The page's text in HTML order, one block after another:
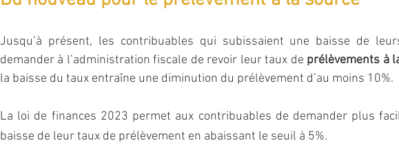
Jusqu’à présent, les contribuables qui subissaient une baisse de
demander à l’administration fiscale de revoir leur taux de prélèvements à
la baisse du taux entraîne une diminution du prélèvement d’au moins 10%.
La loi de finances 2023 permet aux contribuables de demander plus
baisse de leur taux de prélèvement en abaissant le seuil à 5%.